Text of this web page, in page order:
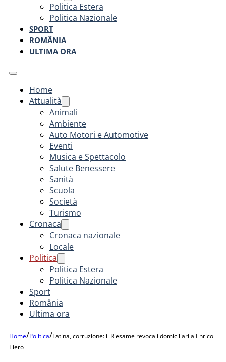
Politica Estera
Politica Nazionale
SPORT
ROMÂNIA
ULTIMA ORA
Home
Attualità
Animali
Ambiente
Auto Motori e Automotive
Eventi
Musica e Spettacolo
Salute Benessere
Sanità
Scuola
Società
Turismo
Cronaca
Cronaca nazionale
Locale
Politica
Politica Estera
Politica Nazionale
Sport
România
Ultima ora
Home/Politica/Latina, corruzione: il Riesame revoca i domiciliari a Enrico
Tiero